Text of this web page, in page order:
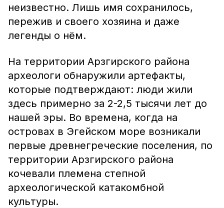
неизвестно. Лишь имя сохранилось,
пережив и своего хозяина и даже
легенды о нём.
На территории Арзгирского района
археологи обнаружили артефакты,
которые подтверждают: люди жили
здесь примерно за 2-2,5 тысячи лет до
нашей эры. Во времена, когда на
островах в Эгейском море возникали
первые древнегреческие поселения, по
территории Арзгирского района
кочевали племена степной
археологической катакомбной
культуры.